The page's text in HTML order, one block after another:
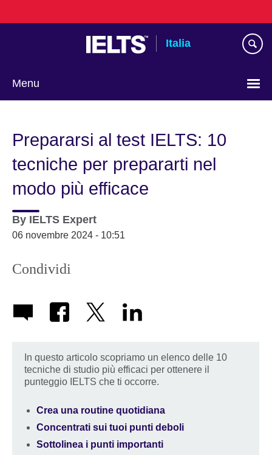
to
Italia
Menu
Prepararsi al test IELTS: 10
tecniche per prepararti nel
modo più efficace
By IELTS Expert
06 novembre 2024 - 10:51
Condividi
In questo articolo scopriamo un elenco delle 10
tecniche di studio più efficaci per ottenere il
punteggio IELTS che ti occorre.
Crea una routine quotidiana
Concentrati sui tuoi punti deboli
Sottolinea i punti importanti